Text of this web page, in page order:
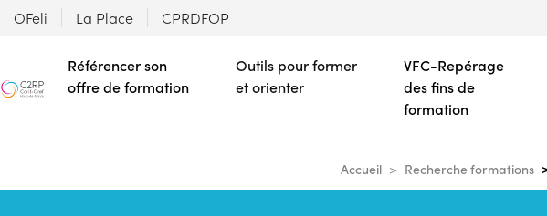
OFeli La Place CPRDFOP
Référencer son
offre de formation
Outils pour former
et orienter
VFC-Repérage
des fins de
formation
Accueil Recherche formations